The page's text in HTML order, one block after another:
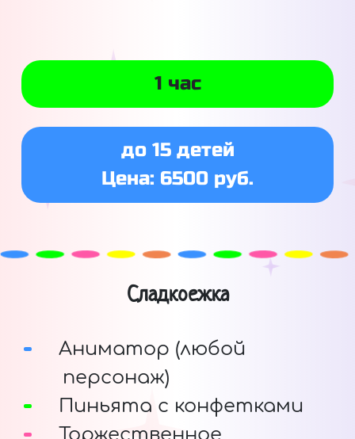
1 час
до 15 детей
Цена: 6500 руб.
Сладкоежка
Аниматор (любой
персонаж)
Пиньята с конфетками
Торжественное